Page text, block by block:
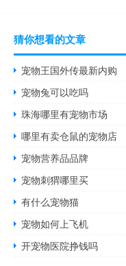
猜你想看的文章
宠物王国外传最新内购
宠物兔可以吃吗
珠海哪里有宠物市场
哪里有卖仓鼠的宠物店
宠物营养品品牌
宠物刺猬哪里买
有什么宠物猫
宠物如何上飞机
开宠物医院挣钱吗